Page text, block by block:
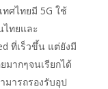
ทศไทยมี 5G ใช้
ไทยและ
ที่เร็วขึ้น แต่ยังมี
ากๆจนเรียกได้
มารถรองรับอุป